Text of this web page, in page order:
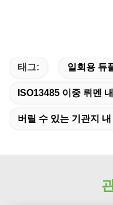
태그: 일회용 듀
ISO13485 이중 뤼멘
버릴 수 있는 기관지